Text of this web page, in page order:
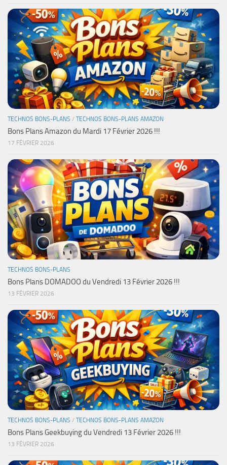
TECHNOS BONS-PLANS / TECHNOS BONS-PLANS AMAZON
Bons Plans Amazon du Mardi 17 Février 2026 !!!
17 FÉVRIER 2026
TECHNOS BONS-PLANS
Bons Plans DOMADOO du Vendredi 13 Février 2026 !!!
13 FÉVRIER 2026
TECHNOS BONS-PLANS / TECHNOS BONS-PLANS AMAZON
Bons Plans Geekbuying du Vendredi 13 Février 2026 !!!
13 FÉVRIER 2026